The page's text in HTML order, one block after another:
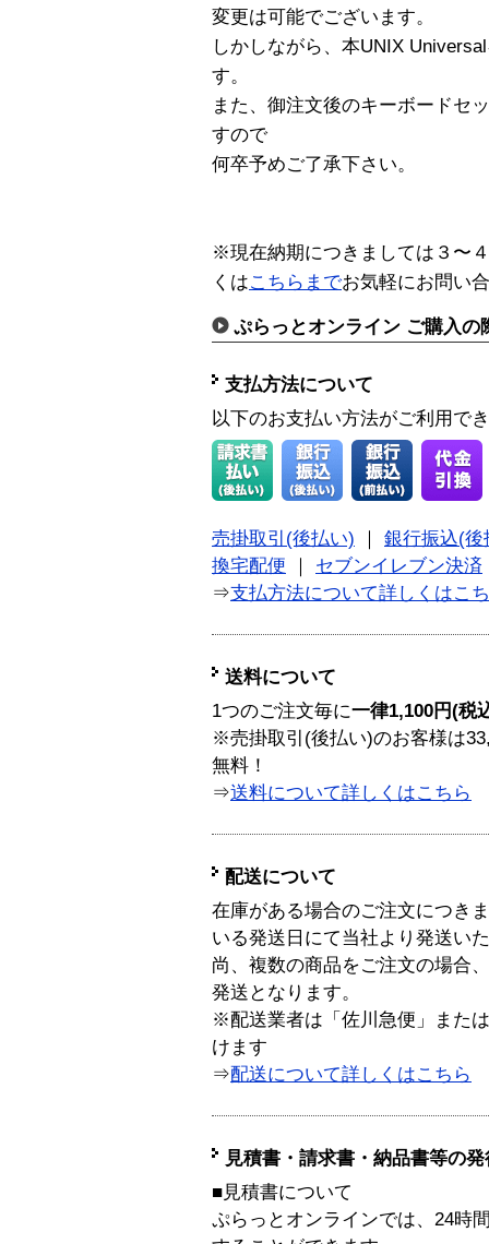
変更は可能でございます。
しかしながら、本UNIX
す。
また、御注文後のキーボードセ
すので
何卒予めご了承下さい。
※現在納期につきましては３〜
くはこちらまでお気軽にお問い
ぷらっとオンライン ご購入の
支払方法について
以下のお支払い方法がご利用で
売掛取引(後払い)
銀行振込(後
換宅配便
セブンイレブン決済
⇒支払方法について詳しくはこ
送料について
1つのご注文毎に一律1,100円(税
※売掛取引(後払い)のお客様は
無料！
⇒送料について詳しくはこちら
配送について
在庫がある場合のご注文につき
いる発送日にて当社より発送い
尚、複数の商品をご注文の場合
発送となります。
※配送業者は「佐川急便」また
けます
⇒配送について詳しくはこちら
見積書・請求書・納品書等の
■見積書について
ぷらっとオンラインでは、24時